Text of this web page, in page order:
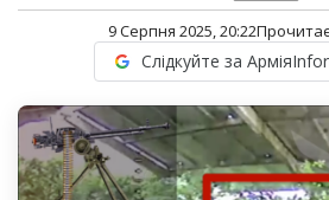
9 Серпня 2025, 20:22
Слідкуйте за